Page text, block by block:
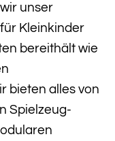
unser
Kleinkinder
bereithält wie
bieten alles von
Spielzeug-